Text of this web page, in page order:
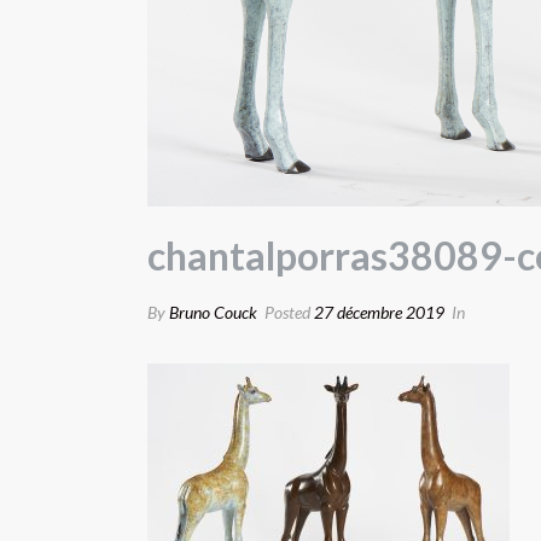
chantalporras38089-
ByBruno Couck Posted 27 décembre 2019 In